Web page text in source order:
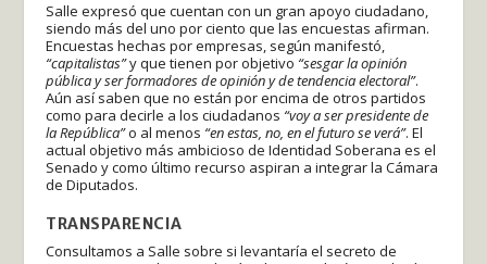
Salle expresó que cuentan con un gran apoyo ciudadano,
siendo más del uno por ciento que las encuestas afirman.
Encuestas hechas por empresas, según manifestó,
“capitalistas”y que tienen por objetivo “sesgar la opinión
pública y ser formadores de opinión y de tendencia electoral”.
Aún así saben que no están por encima de otros partidos
como para decirle a los ciudadanos “voy a ser presidente de
la República”o al menos “en estas, no, en el futuro se verá”. El
actual objetivo más ambicioso de Identidad Soberana es el
Senado y como último recurso aspiran a integrar la Cámara
de Diputados.
TRANSPARENCIA
Consultamos a Salle sobre si levantaría el secreto de